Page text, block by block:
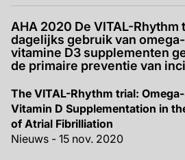
AHA 2020 De VITAL-Rhythm
dagelijks gebruik van
vitamine D3 supplementen
de primaire preventie van
The VITAL-Rhythm trial:
Vitamin D Supplementation in
of Atrial Fibrilliation
Nieuws - 15 nov. 2020